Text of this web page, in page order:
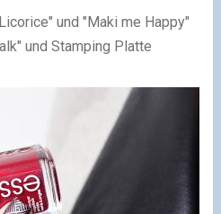
und "Maki me Happy"
und Stamping Platte